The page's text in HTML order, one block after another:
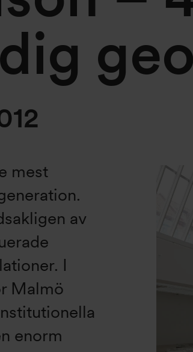
mest
av
I
Malmö
enorm